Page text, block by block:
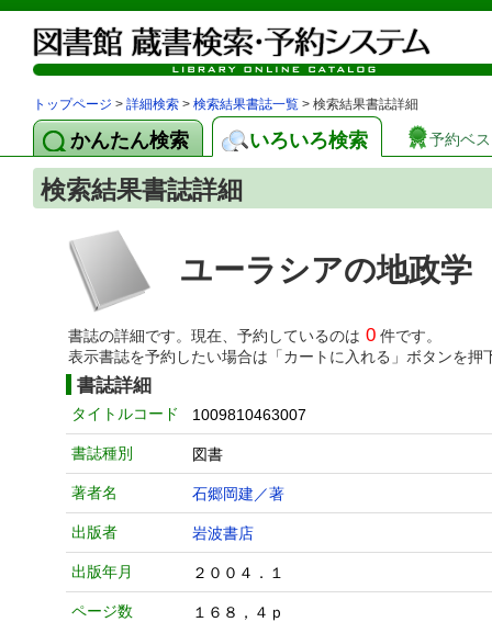
トップページ > 詳細検索 > 検索結果書誌一覧 > 検索結果書誌詳細
かんたん検索 いろいろ検索 予約ベ
検索結果書誌詳細
ユーラシアの地政
書誌の詳細です。現在、予約しているのは 0 件です。
表示書誌を予約したい場合は「カートに入れる」ボタンを押
書誌詳細
タイトルコード 1009810463007
書誌種別 図書
著者名 石郷岡建／著
出版者 岩波書店
出版年月 ２００４．１
ページ数 １６８，４ｐ